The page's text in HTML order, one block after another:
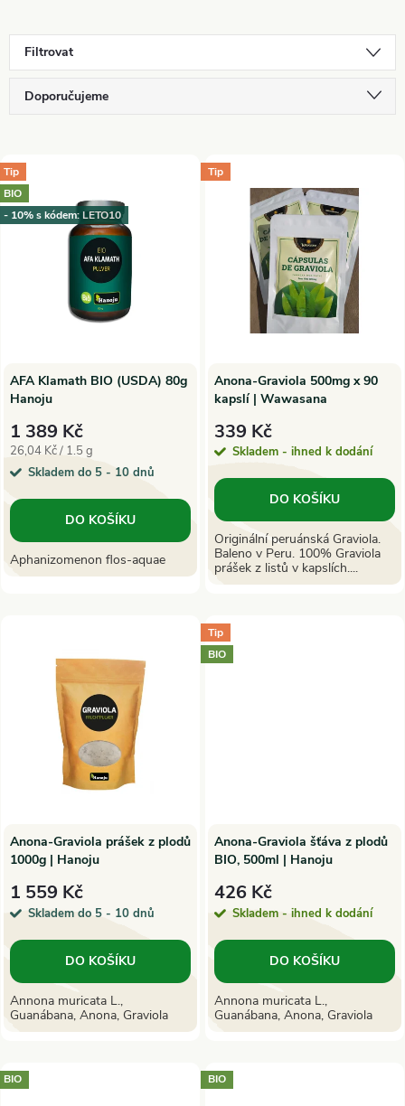
Filtrovat
Ř
z
e
p
r
o
d
u
Doporučujeme
Nejdražší
Nejprodávanější
Abecedně
V
ý
p
r
o
d
u
Tip
BIO
- 10% s kódem: LETO10
AFA Klamath BIO (USDA) 80g
Hanoju
1 389 Kč
Měrná
cena:
26,04 Kč / 1.5 g
Skladem do 5 - 10 dnů
DO KOŠÍKU
Aphanizomenon flos-aquae
Tip
Anona-Graviola 500mg x 90
kapslí | Wawasana
339 Kč
Skladem - ihned k dodání
DO KOŠÍKU
Originální peruánská Graviola.
Baleno v Peru. 100% Graviola
prášek z listů v kapslích....
Anona-Graviola prášek z plodů
1000g | Hanoju
1 559 Kč
Skladem do 5 - 10 dnů
DO KOŠÍKU
Annona muricata L.,
Guanábana, Anona, Graviola
Tip
BIO
Anona-Graviola šťáva z plodů
BIO, 500ml | Hanoju
426 Kč
Skladem - ihned k dodání
DO KOŠÍKU
Annona muricata L.,
Guanábana, Anona, Graviola
BIO BIO